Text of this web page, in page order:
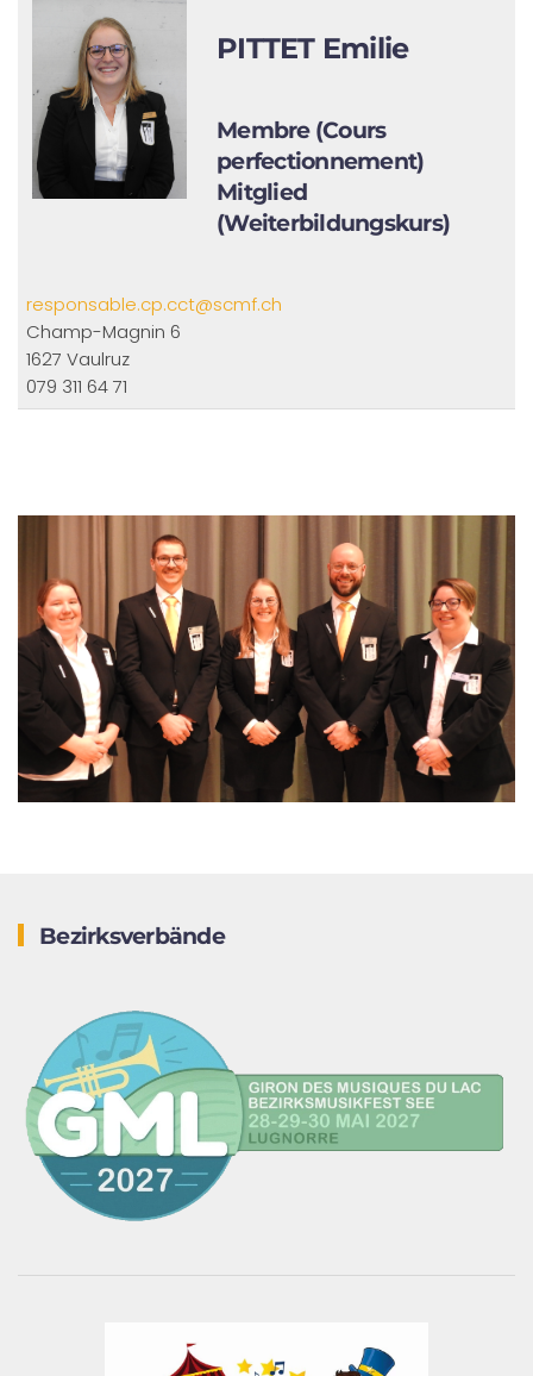
PITTET Emilie
Membre (Cours
perfectionnement)
Mitglied
(Weiterbildungskurs)
responsable.cp.cct@scmf.ch
Champ-Magnin 6
1627 Vaulruz
079 311 64 71
Bezirksverbände